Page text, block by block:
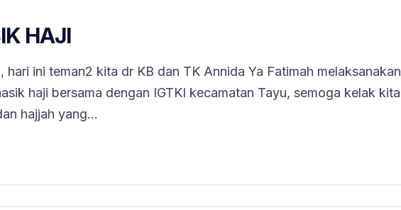
HAJI
hari ini teman2 kita dr KB dan TK Annida Ya Fatimah melaksanakan
haji bersama dengan IGTKI kecamatan Tayu, semoga kelak kita
hajjah yang...